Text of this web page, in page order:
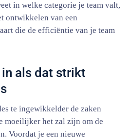
in welke categorie je team valt,
ontwikkelen van een
die de efficiëntie van je team
als dat strikt
te ingewikkelder de zaken
moeilijker het zal zijn om de
Voordat je een nieuwe